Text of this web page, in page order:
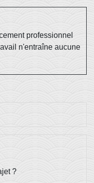
professionnel
n'entraîne aucune
?